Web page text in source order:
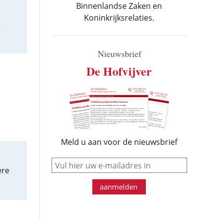
Binnenlandse Zaken en
Koninkrijksrelaties.
Nieuwsbrief
De Hofvijver
Meld u aan voor de nieuwsbrief
e-mail
aanmelden